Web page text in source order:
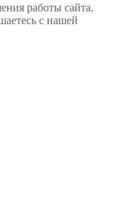
работы сайта.
с нашей